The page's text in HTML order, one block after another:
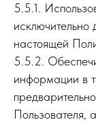
5.5.1.
настоящей
5.5.2.
информации в
Пользователя,